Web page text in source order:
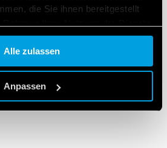
die Sie ihnen bereitgestellt
Alle zulassen
Anpassen